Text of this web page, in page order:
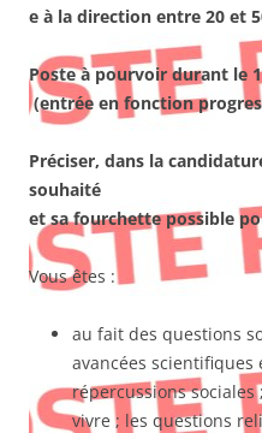
e à la direction entre 20 et
Poste à pourvoir durant le 1
(entrée en fonction
Préciser, dans la
souhaité
et sa fourchette possible
Vous êtes :
au fait des questions
avancées
répercussions sociales
vivre ; les questions